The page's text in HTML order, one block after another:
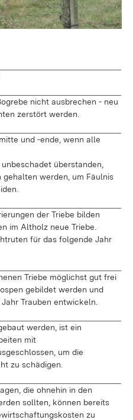
nicht ausbrechen - neu
zerstört werden.
und -ende, wenn alle
überstanden,
gehalten werden, um Fäulnis
der Triebe bilden
im Altholz neue Triebe.
für das folgende Jahr
Triebe möglichst gut frei
gebildet werden und
Trauben entwickeln.
werden, ist ein
mit
um die
zu schädigen.
die ohnehin in den
sollten, können bereits
zu